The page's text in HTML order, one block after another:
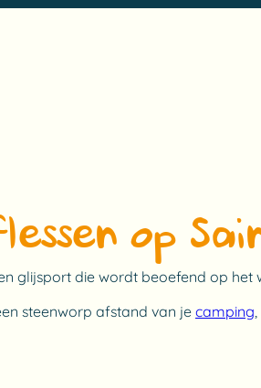
op
glijsport die wordt beoefend op
steenworp afstand van je camping